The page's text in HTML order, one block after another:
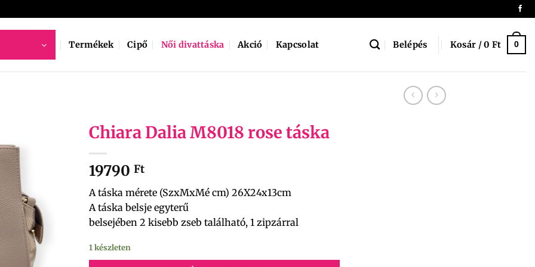
Termékek Cipő Női divattáska Akció Kapcsolat Belépés Kosár /0 Ft 0
Chiara Dalia M8018 rose táska
19790 Ft
A táska mérete (SzxMxMé cm) 26X24x13cm
A táska belsje egyterű
belsejében 2 kisebb zseb található, 1 zipzárral
1 készleten